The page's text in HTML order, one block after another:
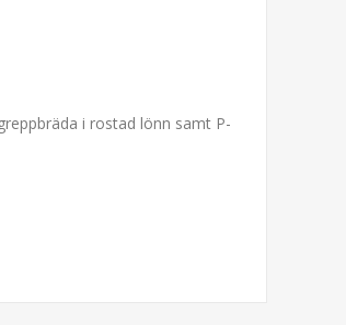
i rostad lönn samt P-